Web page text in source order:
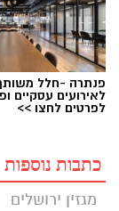
פנתרה -חלל
לאירועים עסקיים
לפרטים לחצו >>
כתבות נוספות
מגזין ירושלים